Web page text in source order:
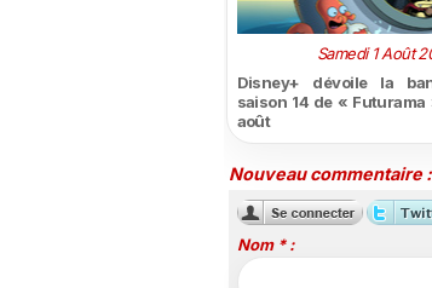
Samedi 1 Août
Disney+ dévoile la
saison 14 de «
août
Nouveau commentaire :
Nom * :